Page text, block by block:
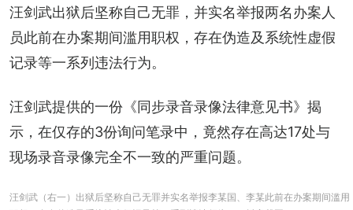
汪剑武出狱后坚称自己无罪，并实名举报两名办案人
员此前在办案期间滥用职权，存在伪造及系统性虚假
记录等一系列违法行为。
汪剑武提供的一份《同步录音录像法律意见书》揭
示，在仅存的3份询问笔录中，竟然存在高达17处与
现场录音录像完全不一致的严重问题。
汪剑武（右一）出狱后坚称自己无罪并实名举报李某国、李某此前在办案期间滥用